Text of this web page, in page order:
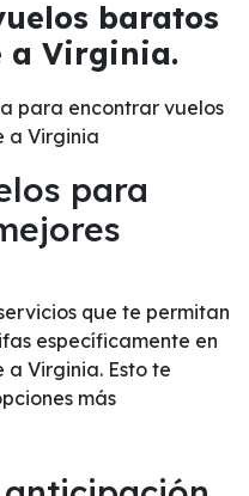
baratos
a Virginia.
para encontrar vuelos
a Virginia
para
que te permitan
específicamente en
Virginia. Esto te
más